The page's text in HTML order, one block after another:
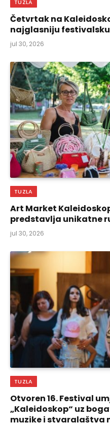
TUZLA
Četvrtak na
najglasniju
jul 30, 2026
TUZLA
Art Market
predstavlja unikatne
jul 30, 2026
TUZLA
Otvoren 16. Festival
„Kaleidoskop“ uz
muzike i stvaralaštva